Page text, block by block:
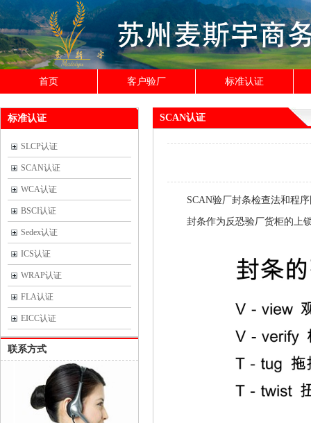
首页 客户验厂 标准认证
标准认证
SLCP认证
SCAN认证
WCA认证
BSCI认证
Sedex认证
ICS认证
WRAP认证
FLA认证
EICC认证
联系方式
SCAN认证
SCAN验厂封条检查法和程
封条作为反恐验厂货柜的上